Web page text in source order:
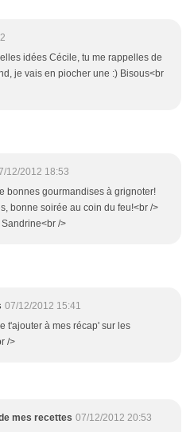
idées Cécile, tu me rappelles de
je vais en piocher une :) Bisous<br
12/2012 18:53
bonnes gourmandises à grignoter!
bonne soirée au coin du feu!<br />
/>
07/12/2012 15:41
t'ajouter à mes récap' sur les
/>
mes recettes 07/12/2012 20:53